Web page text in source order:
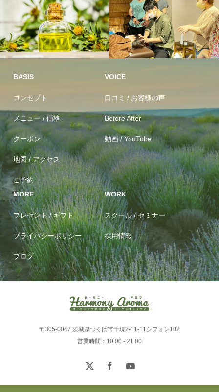
100％植物
スクール・
BASIS
コンセプト
メニュー / 価格
クーポン
地図 / アクセス
ご予約
VOICE
口コミ / お客様の声
Before After
動画 / YouTube
MORE
プレゼント / ギフト
プライバシーポリシー
ブログ
WORK
スクール / セミナー
採用情報
〒305-0047 茨城県つくば市千現2-11-11シフォン102
営業時間：10:00 - 21:00